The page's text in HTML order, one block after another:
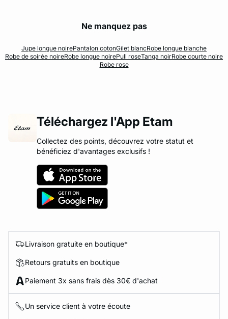
Ne manquez pas
Jupe longue noirePantalon cotonGilet blancRobe longue blanche
Robe de soirée noireRobe longue noirePull roseTanga noirRobe courte noire
Robe rose
Téléchargez l'App Etam
Collectez des points, découvrez votre statut et
bénéficiez d'avantages exclusifs !
Livraison gratuite en boutique*
Retours gratuits en boutique
Paiement 3x sans frais dès 30€ d'achat
Un service client à votre écoute